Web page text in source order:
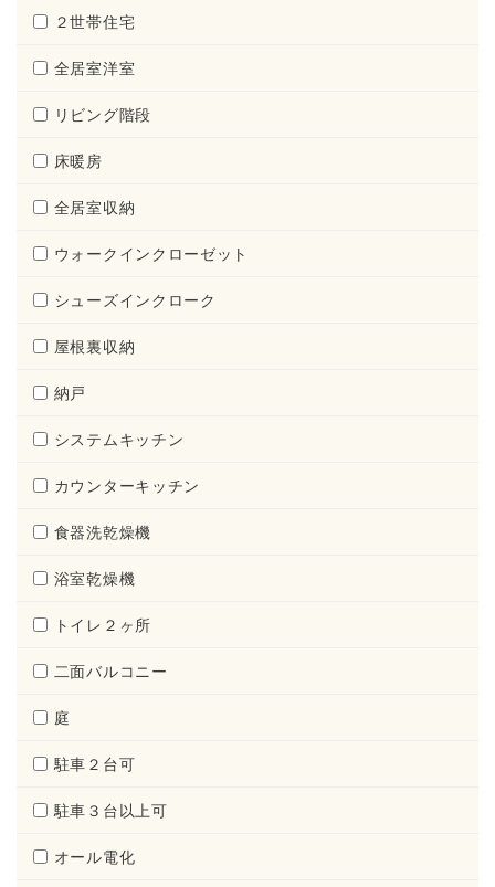
２世帯住宅
全居室洋室
リビング階段
床暖房
全居室収納
ウォークインクローゼット
シューズインクローク
屋根裏収納
納戸
システムキッチン
カウンターキッチン
食器洗乾燥機
浴室乾燥機
トイレ２ヶ所
二面バルコニー
庭
駐車２台可
駐車３台以上可
オール電化